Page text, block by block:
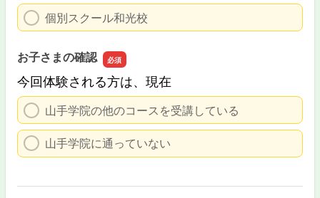
個別スクール和光校
お子さまの確認
今回体験される方は、現在
山手学院の他のコースを受講している
山手学院に通っていない